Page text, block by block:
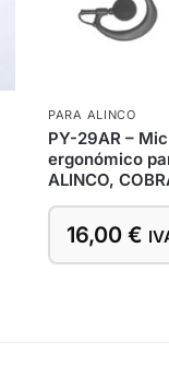
PARA ALINCO
PY-29AR –
ergonómico
ALINCO,
16,00€